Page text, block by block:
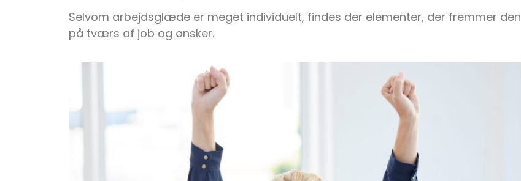
Selvom arbejdsglæde er meget individuelt, findes der elementer, der fremmer den
på tværs af job og ønsker.